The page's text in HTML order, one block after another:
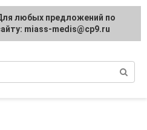
лечение,
любых предложений по
miass-medis@cp9.ru